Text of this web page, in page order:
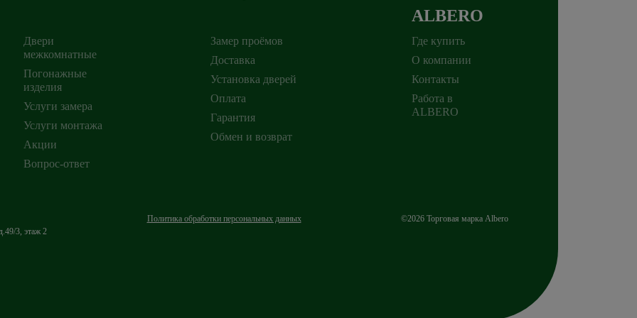
Двери
межкомнатные
Погонажные
изделия
Услуги замера
Услуги монтажа
Акции
Вопрос-ответ
Замер проёмов
Доставка
Установка дверей
Оплата
Гарантия
Обмен и возврат
ALBERO
Где купить
О компании
Контакты
Работа в
ALBERO
3, этаж 2
Политика обработки персональных данных ©2026 Торговая марка Albero